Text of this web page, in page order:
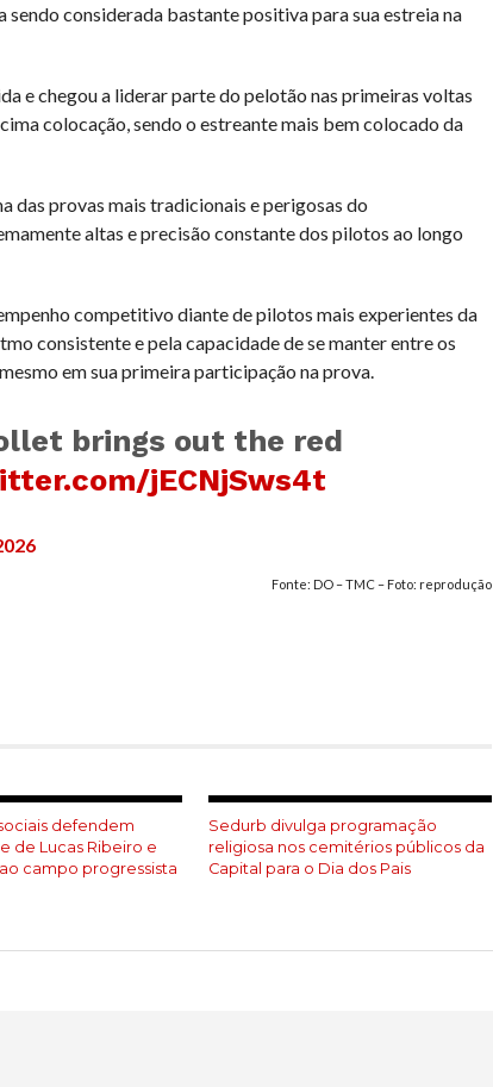
considerada bastante positiva para sua estreia na
e chegou a liderar parte do pelotão nas primeiras voltas
colocação, sendo o estreante mais bem colocado da
das provas mais tradicionais e perigosas do
altas e precisão constante dos pilotos ao longo
competitivo diante de pilotos mais experientes da
consistente e pela capacidade de se manter entre os
em sua primeira participação na prova.
brings out the red
jECNjSws4t
Fonte: DO – TMC – Foto: reprodução
defendem
de Lucas Ribeiro e
campo progressista
Sedurb divulga programação
religiosa nos cemitérios públicos da
Capital para o Dia dos Pais